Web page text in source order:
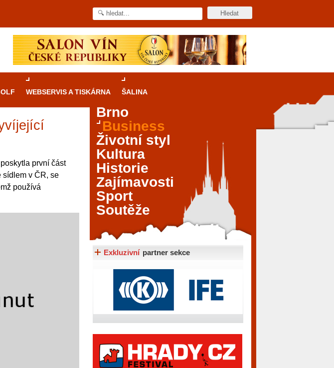
WEBSERVIS A TISKÁRNA ŠALINA
první část
sídlem v ČR, se
používá
v Brně: Od
památky, skvělé
Mimo jiné je ale také
a bezpečně vyzkoušet
kvetoucí moravské
Brno
Business
Životní styl
Kultura
Historie
Zajímavosti
Sport
Soutěže
Exkluzivní partner sekce